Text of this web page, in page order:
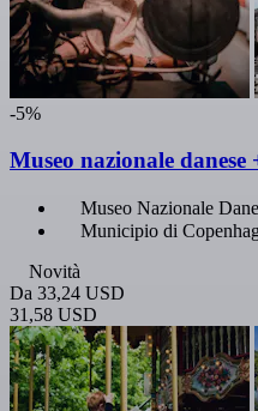
-5%
Museo nazionale
Museo Nazionale
Municipio di
Novità
Da 33,24 USD
31,58 USD